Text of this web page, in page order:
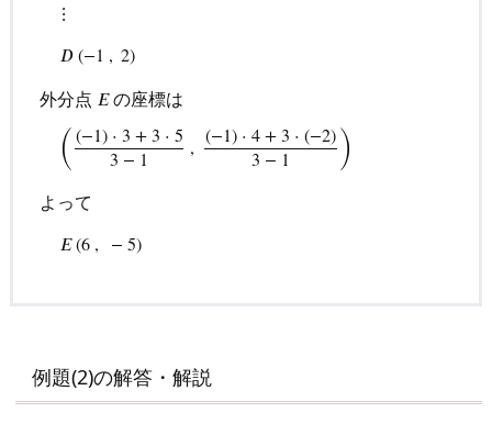
⋮
𝐷 (−1 , 2)
外分点 𝐸の座標は
((−1) ⋅ 3 +3 ⋅ 5
3 − 1 , (−1) ⋅ 4+3 ⋅ (−2)
3 − 1 )
よって
𝐸 (6 , − 5)
D − 1 , )外分点 の座標は ( −1 ⋅3 +3 ⋅5
例題(2)の解答・解説